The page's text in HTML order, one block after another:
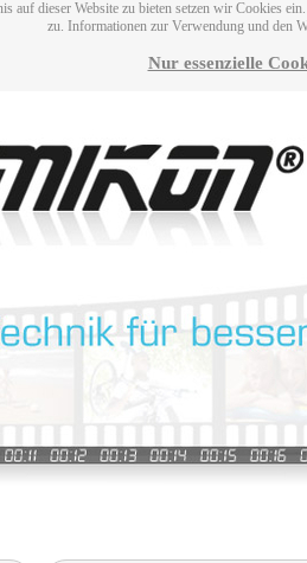
auf dieser Website zu bieten setzen wir Cookies
zu. Informationen zur Verwendung und den
Nur essenzielle